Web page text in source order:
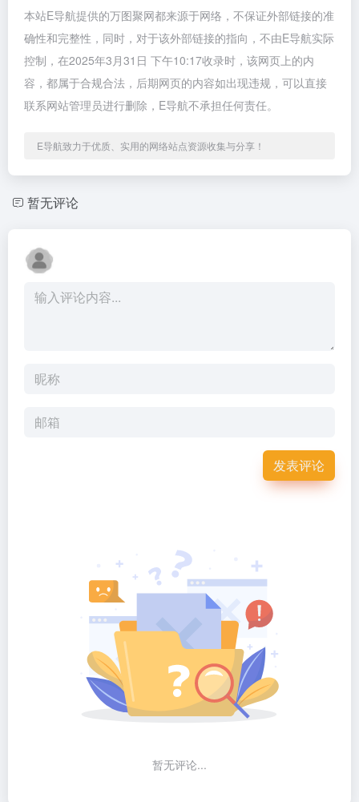
本站E导航提供的万图聚网都来源于网络，不保证外部链接的准
确性和完整性，同时，对于该外部链接的指向，不由E导航实际
控制，在2025年3月31日 下午10:17收录时，该网页上的内
容，都属于合规合法，后期网页的内容如出现违规，可以直接
联系网站管理员进行删除，E导航不承担任何责任。
E导航致力于优质、实用的网络站点资源收集与分享！
暂无评论
发表评论
暂无评论...